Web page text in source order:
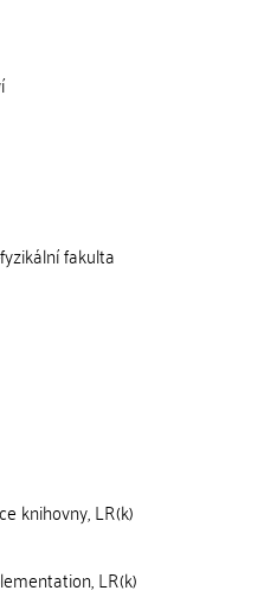
fakulta
knihovny, LR(k)
LR(k)